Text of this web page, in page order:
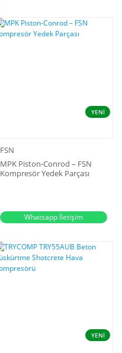
YENİ
FSN
MPK Piston-Conrod – FSN
Kompresör Yedek Parçası
Whatsapp İletişim
YENİ